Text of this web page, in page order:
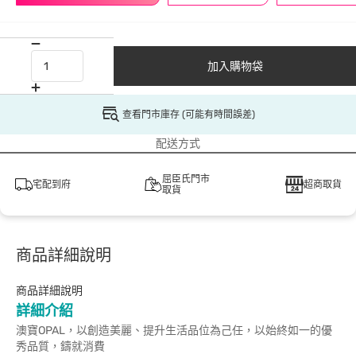
加入購物袋
查看門市庫存 (可能有時間誤差)
配送方式
宅配到府
屈臣氏門市
取貨
超商取貨
商品詳細說明
商品詳細說明
詳細介紹
澳寶OPAL，以創造美麗、提升生活品位為己任，以始終如一的優
秀品質，鑄就消費